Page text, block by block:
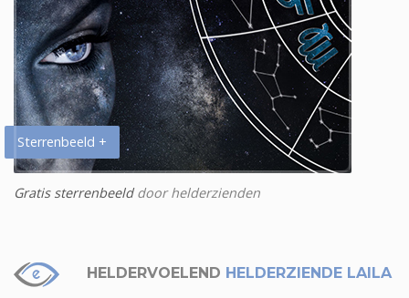
Sterrenbeeld +
Gratis sterrenbeelddoor helderzienden
HELDERVOELEND HELDERZIENDE LAILA